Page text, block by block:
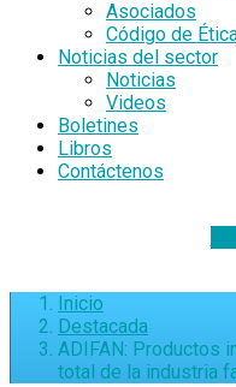
Asociados
Código de
Noticias del sector
Noticias
Videos
Boletines
Libros
Contáctenos
Inicio
Destacada
ADIFAN: Productos
total de la industria